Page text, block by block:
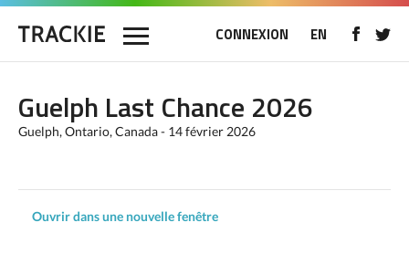
CONNEXION EN
Guelph Last Chance 2026
Guelph, Ontario, Canada - 14 février 2026
Ouvrir dans une nouvelle fenêtre